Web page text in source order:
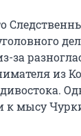
за
из
к мысу